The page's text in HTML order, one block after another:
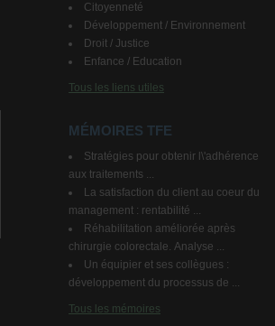
Citoyenneté
Développement / Environnement
Droit / Justice
Enfance / Education
Tous les liens utiles
MÉMOIRES TFE
Stratégies pour obtenir l\'adhérence
aux traitements ...
La satisfaction du client au coeur du
management : rentabilité ...
Réhabilitation améliorée après
chirurgie colorectale. Analyse ...
Un équipier et ses collègues :
développement du processus de ...
Tous les mémoires